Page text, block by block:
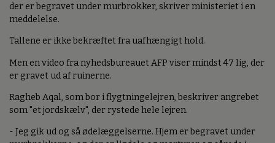
der er begravet under murbrokker, skriver ministeriet i en
meddelelse.
Tallene er ikke bekræftet fra uafhængigt hold.
Men en video fra nyhedsbureauet AFP viser mindst 47 lig, der
er gravet ud af ruinerne.
Ragheb Aqal, som bor i flygtningelejren, beskriver angrebet
som "et jordskælv", der rystede hele lejren.
- Jeg gik ud og så ødelæggelserne. Hjem er begravet under